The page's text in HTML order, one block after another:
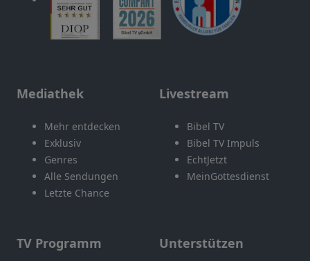
Mediathek
Mehr entdecken
Exklusiv
Genres
Alle Sendungen
Letzte Chance
Livestream
Bibel TV
Bibel TV Impuls
EchtJetzt
MeinGottesdienst
TV Programm Unterstützen